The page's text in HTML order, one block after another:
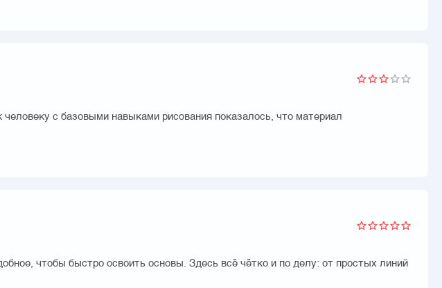
с базовыми навыками рисования показалось, что материал
чтобы быстро освоить основы. Здесь всё чётко и по делу: от простых линий